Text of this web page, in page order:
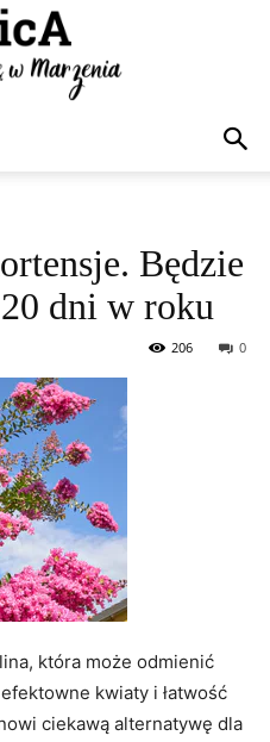
Będzie
dni w roku
0
206
która może odmienić
kwiaty i łatwość
ciekawą alternatywę dla